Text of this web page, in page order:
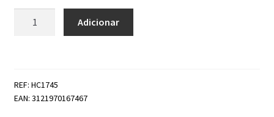
original
era:
atual
é:
Concentrado
Adicionar
REF: HC1745
EAN: 3121970167467